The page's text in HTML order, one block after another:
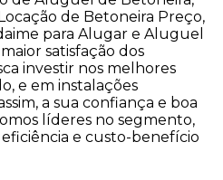
de Betoneira Preço,
para Alugar e Aluguel
satisfação dos
investir nos melhores
e em instalações
a sua confiança e boa
líderes no segmento,
e custo-benefício